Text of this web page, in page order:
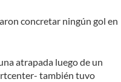
concretar ningún gol en
atrapada luego de un
también tuvo